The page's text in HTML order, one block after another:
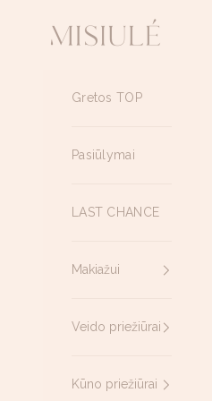
Misiule.lt
Gretos TOP
Pasiūlymai
LAST CHANCE
Makiažui
Veido priežiūrai
Kūno priežiūrai